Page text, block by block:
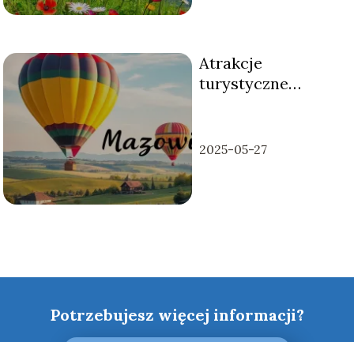
Atrakcje
turystyczne
2025-05-27
Potrzebujesz więcej informacji?